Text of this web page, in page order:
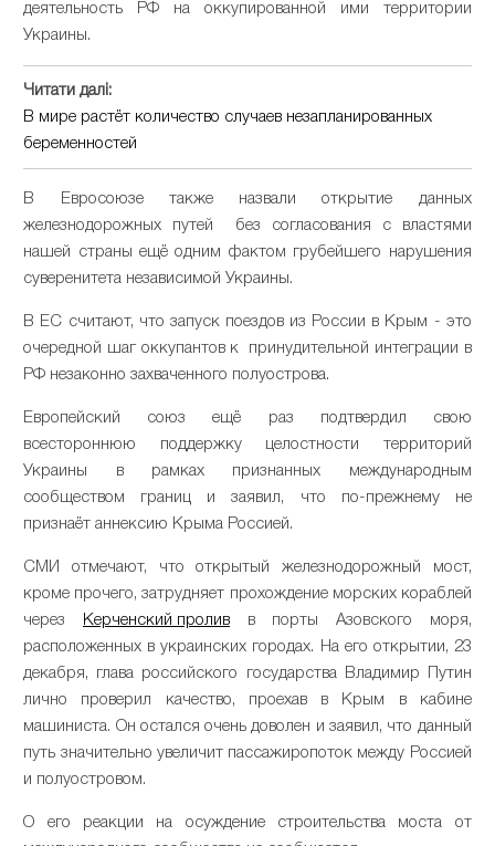
деятельность РФ на оккупированной ими территории
Украины.
Читати далі:
В мире растёт количество случаев незапланированных
беременностей
В Евросоюзе также назвали открытие данных
железнодорожных путей без согласования с властями
нашей страны ещё одним фактом грубейшего нарушения
суверенитета независимой Украины.
В ЕС считают, что запуск поездов из России в Крым - это
очередной шаг оккупантов к принудительной интеграции в
РФ незаконно захваченного полуострова.
Европейский союз ещё раз подтвердил свою
всестороннюю поддержку целостности территорий
Украины в рамках признанных международным
сообществом границ и заявил, что по-прежнему не
признаёт аннексию Крыма Россией.
СМИ отмечают, что открытый железнодорожный мост,
кроме прочего, затрудняет прохождение морских кораблей
через
Керченский проливв порты Азовского моря,
расположенных в украинских городах. На его открытии, 23
декабря, глава российского государства Владимир Путин
лично проверил качество, проехав в Крым в кабине
машиниста. Он остался очень доволен и заявил, что данный
путь значительно увеличит пассажиропоток между Россией
и полуостровом.
О его реакции на осуждение строительства моста от